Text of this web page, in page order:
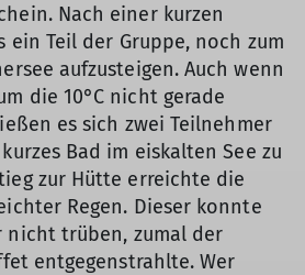
Nach einer kurzen
ein Teil der Gruppe, noch zum
aufzusteigen. Auch wenn
die 10°C nicht gerade
es sich zwei Teilnehmer
Bad im eiskalten See zu
zur Hütte erreichte die
Regen. Dieser konnte
nicht trüben, zumal der
entgegenstrahlte. Wer